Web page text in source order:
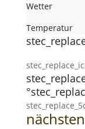
Wetter
Temperatur